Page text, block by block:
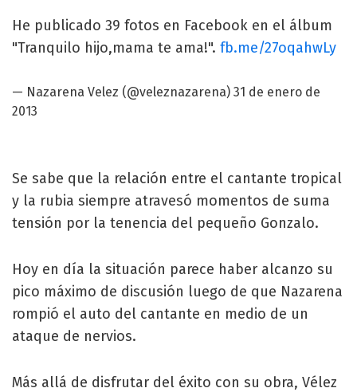
He publicado 39 fotos en Facebook en el álbum
"Tranquilo hijo,mama te ama!". fb.me/27oqahwLy
— Nazarena Velez (@veleznazarena) 31 de enero de
2013
Se sabe que la relación entre el cantante tropical
y la rubia siempre atravesó momentos de suma
tensión por la tenencia del pequeño Gonzalo.
Hoy en día la situación parece haber alcanzo su
pico máximo de discusión luego de que Nazarena
rompió el auto del cantante en medio de un
ataque de nervios.
Más allá de disfrutar del éxito con su obra, Vélez